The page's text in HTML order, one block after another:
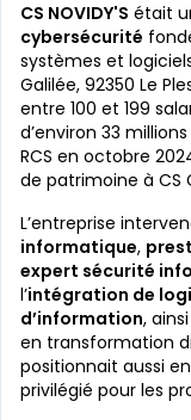
CS NOVIDY'S était
cybersécurité
systèmes et
Galilée, 92350 Le
entre 100 et 199
d’environ 33
RCS en octobre
de patrimoine à CS
L’entreprise
informatique,
expert sécurité
l’intégration de
d’information,
en transformation
positionnait aussi en
privilégié pour les